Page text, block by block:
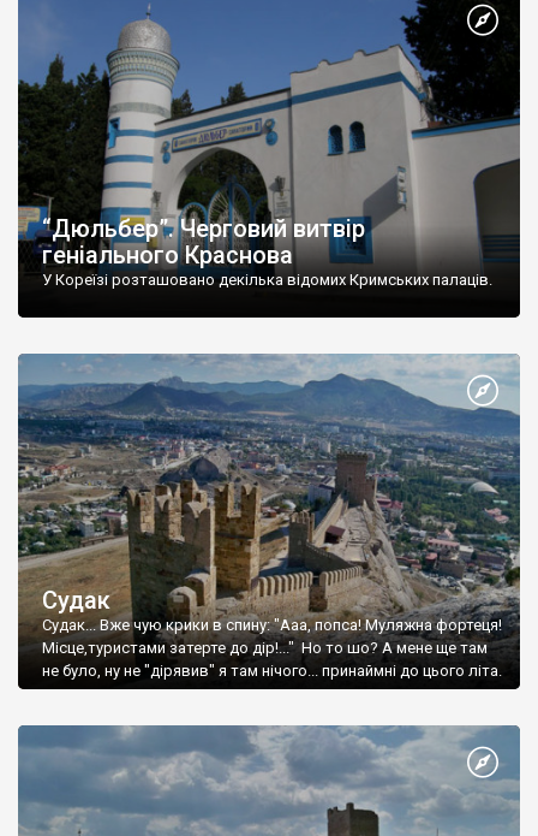
“Дюльбер”. Черговий витвір
геніального Краснова
У Кореїзі розташовано декілька відомих Кримських палаців.
Судак
Судак... Вже чую крики в спину: "Ааа, попса! Муляжна фортеця!
Місце,туристами затерте до дір!..." Но то шо? А мене ще там
не було, ну не "дірявив" я там нічого... принаймні до цього літа.